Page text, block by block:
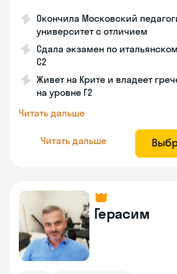
Окончила Московский
университет с отличием
Сдала экзамен по
С2
Живет на Крите и владеет
на уровне Г2
Читать дальше
Читать дальше
Герасим